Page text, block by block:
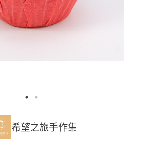
希望之旅手作集